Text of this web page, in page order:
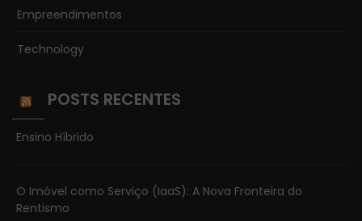
Empreendimentos
Technology
POSTS RECENTES
Ensino Híbrido
O Imóvel como Serviço (IaaS): A Nova Fronteira do
Rentismo